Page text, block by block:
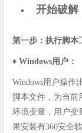
开始破解
第一步：执行脚本
♦️ Windows用户：
Windows用户操作
脚本文件，为当前
环境变量，用户变
果安装有360安全